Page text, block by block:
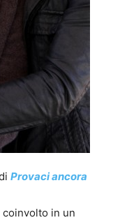
Provaci ancora
in un